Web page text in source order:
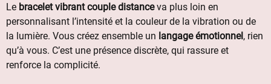
Le bracelet vibrant couple distanceva plus loin en
personnalisant l’intensité et la couleur de la vibration ou de
la lumière. Vous créez ensemble un langage émotionnel, rien
qu’à vous. C’est une présence discrète, qui rassure et
renforce la complicité.